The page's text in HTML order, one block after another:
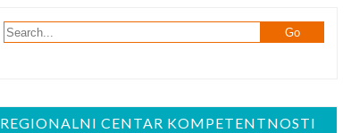
REGIONALNI CENTAR KOMPETENTNOSTI